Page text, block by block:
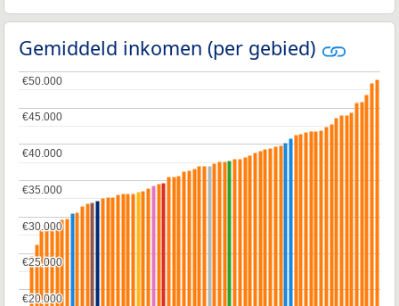
Gemiddeld inkomen (per gebied)
€20.000
€20.000
€25.000
€25.000
€30.000
€30.000
€35.000
€35.000
€40.000
€40.000
€45.000
€45.000
€50.000
€50.000